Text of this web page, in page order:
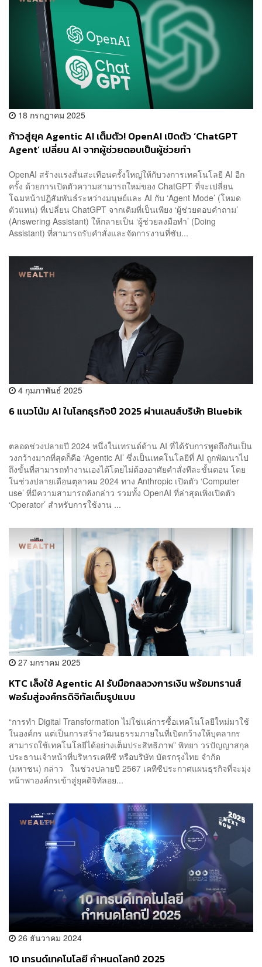
18 กรกฎาคม 2025
ก้าวสู่ยุค Agentic AI เต็มตัว! OpenAI เปิดตัว ‘ChatGPT
Agent’ เปลี่ยน AI จากผู้ช่วยตอบเป็นผู้ช่วยทำ
OpenAI สร้างแรงสั่นสะเทือนครั้งใหญ่ให้กับวงการเทคโนโลยี AI อีก
ครั้ง ด้วยการเปิดตัวความสามารถใหม่ของ ChatGPT ที่จะเปลี่ยน
โฉมหน้าปฏิสัมพันธ์ระหว่างมนุษย์และ AI กับ ‘Agent Mode’ (โหมด
ตัวแทน) ที่เปลี่ยน ChatGPT จากเดิมที่เป็นเพียง ‘ผู้ช่วยตอบคำถาม’
(Answering Assistant) ให้กลายเป็น ‘ผู้ช่วยลงมือทำ’ (Doing
Assistant) ที่สามารถรับคำสั่งและจัดการงานที่ซับ...
4 กุมภาพันธ์ 2025
6 แนวโน้ม AI ในโลกธุรกิจปี 2025 ผ่านเลนส์บริษัท Bluebik
ตลอดช่วงปลายปี 2024 หนึ่งในเทรนด์ด้าน AI ที่ได้รับการพูดถึงกันเป็น
วงกว้างมากที่สุดก็คือ ‘Agentic AI’ ซึ่งเป็นเทคโนโลยีที่ AI ถูกพัฒนาไป
ถึงขั้นที่สามารถทำงานเองได้โดยไม่ต้องอาศัยคำสั่งทีละขั้นตอน โดย
ในช่วงปลายเดือนตุลาคม 2024 ทาง Anthropic เปิดตัว ‘Computer
use’ ที่มีความสามารถดังกล่าว รวมทั้ง OpenAI ที่ล่าสุดเพิ่งเปิดตัว
‘Operator’ สำหรับการใช้งาน ...
27 มกราคม 2025
KTC เล็งใช้ Agentic AI รับมือกลลวงการเงิน พร้อมทรานส์
ฟอร์มสู่องค์กรดิจิทัลเต็มรูปแบบ
“การทำ Digital Transformation ไม่ใช่แค่การซื้อเทคโนโลยีใหม่มาใช้
ในองค์กร แต่เป็นการสร้างวัฒนธรรมภายในที่เปิดกว้างให้บุคลากร
สามารถใช้เทคโนโลยีได้อย่างเต็มประสิทธิภาพ” พิทยา วรปัญญาสกุล ​
ประธานเจ้าหน้าที่บริหารเคทีซี หรือบริษัท บัตรกรุงไทย จำกัด
(มหาชน) กล่าว ในช่วงปลายปี 2567 เคทีซีประกาศแผนธุรกิจที่จะมุ่ง
หน้าพาองค์กรเข้าสู่ยุคดิจิทัลอย...
26 ธันวาคม 2024
10 เทรนด์เทคโนโลยี กำหนดโลกปี 2025